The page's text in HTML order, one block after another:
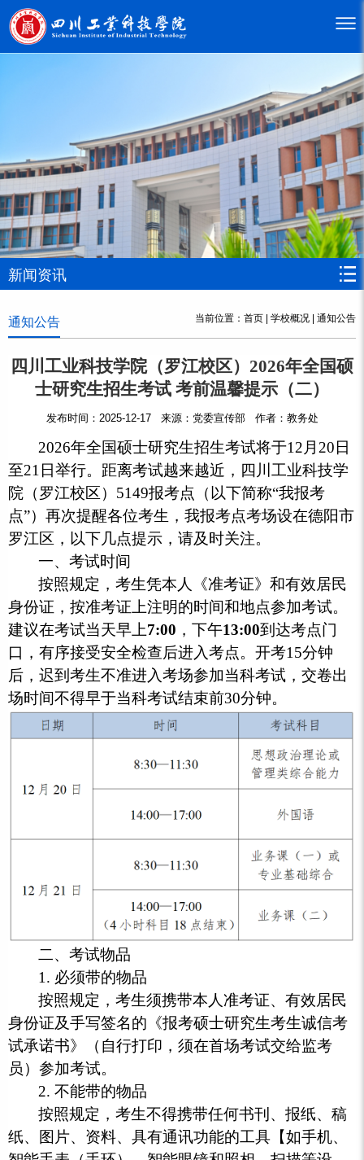
新闻资讯
通知公告 当前位置： 首页 | 学校概况 | 通知公告
四川工业科技学院（罗江校区）2026年全国硕
士研究生招生考试 考前温馨提示（二）
发布时间：2025-12-17 来源：党委宣传部 作者：教务处
2026年全国硕士研究生招生考试将于12月20日
至21日举行。距离考试越来越近，四川工业科技学
院（罗江校区）5149报考点（以下简称“我报考
点”）再次提醒各位考生，我报考点考场设在德阳市
罗江区，以下几点提示，请及时关注。
一、考试时间
按照规定，考生凭本人《准考证》和有效居民
身份证，按准考证上注明的时间和地点参加考试。
建议在考试当天早上7:00 ，下午13:00到达考点门
口，有序接受安全检查后进入考点。开考15分钟
后，迟到考生不准进入考场参加当科考试，交卷出
场时间不得早于当科考试结束前30分钟。
二、考试物品
1. 必须带的物品
按照规定，考生须携带本人准考证、有效居民
身份证及手写签名的《报考硕士研究生考生诚信考
试承诺书》（自行打印，须在首场考试交给监考
员）参加考试。
2. 不能带的物品
按照规定，考生不得携带任何书刊、报纸、稿
纸、图片、资料、具有通讯功能的工具【如手机、